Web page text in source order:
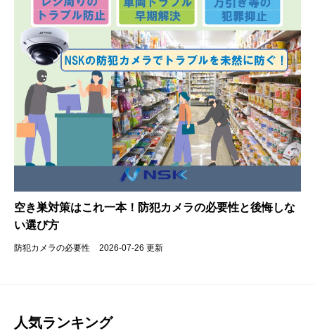
空き巣対策はこれ一本！防犯カメラの必要性と後悔しな
い選び方
防犯カメラの必要性 2026-07-26 更新
人気ランキング